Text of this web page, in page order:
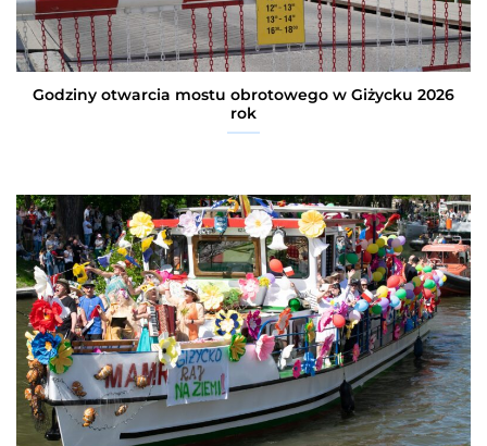
Godziny otwarcia mostu obrotowego w Giżycku 2026
rok